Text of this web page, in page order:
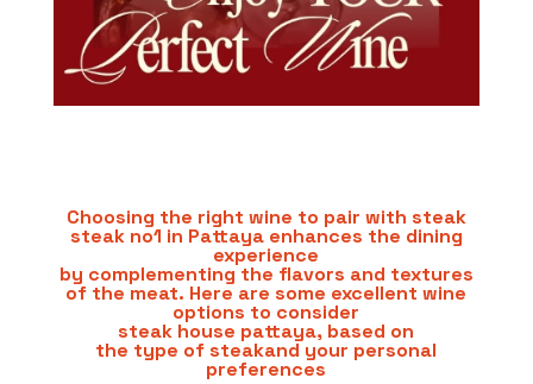
Choosing the right wine to pair with steak
steak no1 in Pattayaenhances the dining
experience
by complementing the flavors and textures
of the meat. Here are some excellent wine
options to consider
steak house pattaya, based on
the type of steakand your personal
preferences